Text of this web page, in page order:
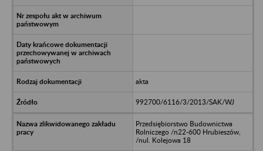
akta
992700/6116/3/2013/SAK/WJ
Przedsiębiorstwo Budownictwa
Rolniczego /n22-600 Hrubieszów,
/nul. Kolejowa 18